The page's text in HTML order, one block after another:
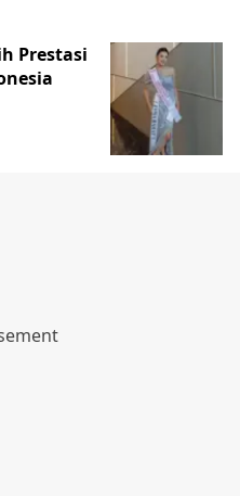
Prestasi